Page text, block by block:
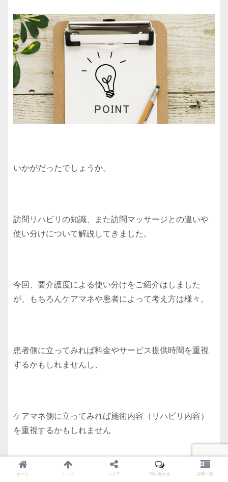
いかがだったでしょうか。
訪問リハビリの知識、また訪問マッサージとの違いや
使い分けについて解説してきました。
今回、要介護度による使い分けをご紹介はしました
が、もちろんケアマネや患者によって考え方は様々。
患者側に立ってみれば料金やサービス提供時間を重視
するかもしれませんし、
ケアマネ側に立ってみれば施術内容（リハビリ内容）
を重視するかもしれません
ホーム トップ シェア 問い合わせ 記事一覧